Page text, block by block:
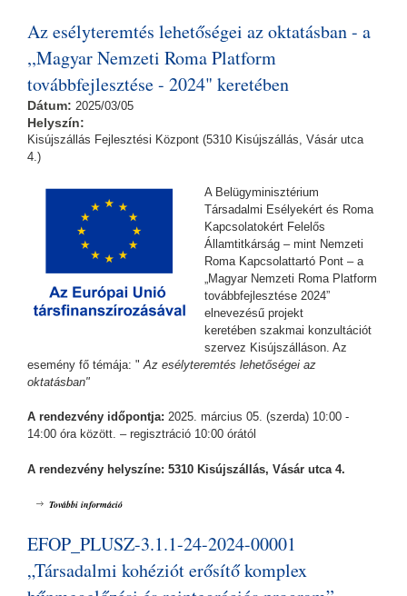
Az esélyteremtés lehetőségei az oktatásban - a
,,Magyar Nemzeti Roma Platform
továbbfejlesztése - 2024" keretében
Dátum: 2025/03/05
Helyszín:
Kisújszállás Fejlesztési Központ (5310 Kisújszállás, Vásár utca
4.)
A Belügyminisztérium
Társadalmi Esélyekért és Roma
Kapcsolatokért Felelős
Államtitkárság – mint Nemzeti
Roma Kapcsolattartó Pont – a
„Magyar Nemzeti Roma Platform
továbbfejlesztése 2024”
elnevezésű projekt
keretében szakmai konzultációt
szervez Kisújszálláson. Az
esemény fő témája: " Az esélyteremtés lehetőségei az
oktatásban"
A rendezvény időpontja: 2025. március 05. (szerda) 10:00 -
14:00 óra között. – regisztráció 10:00 órától
A rendezvény helyszíne: 5310 Kisújszállás, Vásár utca 4.
További információ
EFOP_PLUSZ-3.1.1-24-2024-00001
„Társadalmi kohéziót erősítő komplex